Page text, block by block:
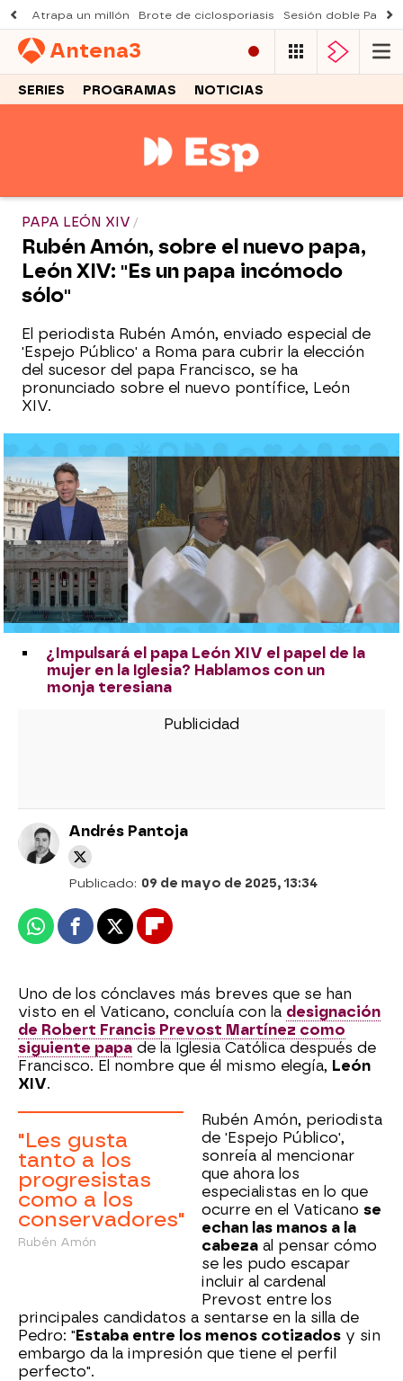
Atrapa un millón Brote de ciclosporiasis Sesión doble
Antena3
SERIES PROGRAMAS NOTICIAS
PAPA LEÓN XIV
Rubén Amón, sobre el nuevo papa,
León XIV: "Es un papa incómodo
sólo"
El periodista Rubén Amón, enviado especial de
'Espejo Público' a Roma para cubrir la elección
del sucesor del papa Francisco, se ha
pronunciado sobre el nuevo pontífice, León
XIV.
Última hora del nuevo papa León XIV, en
directo: lamenta que la fe cristiana se vea
reducida a lo "absurdo" en su primera misa
El padre Ángel, sobre el papa León XIV:
"Han elegido un papa que muchos no
esperábamos"
Las claves de la vestimenta del nuevo
papa León XIV que los expertos
entienden como un viraje a la Iglesia más
tradicional
¿Impulsará el papa León XIV el papel de la
mujer en la Iglesia? Hablamos con un
monja teresiana
Andrés Pantoja
Publicado: 09 de mayo de 2025, 13:34
WhatsappFacebook
X Flipboard
Uno de los cónclaves más breves que se han
visto en el Vaticano, concluía con la designación
de Robert Francis Prevost Martínez como
siguiente papa de la Iglesia Católica después de
Francisco. El nombre que él mismo elegía, León
XIV.
"Les gusta
tanto a los
progresistas
como a los
conservadores"
Rubén Amón
Rubén Amón, periodista
de 'Espejo Público',
sonreía al mencionar
que ahora los
especialistas en lo que
ocurre en el Vaticano se
echan las manos a la
cabeza al pensar cómo
se les pudo escapar
incluir al cardenal
Prevost entre los
principales candidatos a sentarse en la silla de
Pedro: "Estaba entre los menos cotizados y sin
embargo da la impresión que tiene el perfil
perfecto".